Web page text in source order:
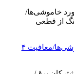
آخرین اظهارات وزیر نیرو درمورد خاموشی‌ها/معافیت ۴